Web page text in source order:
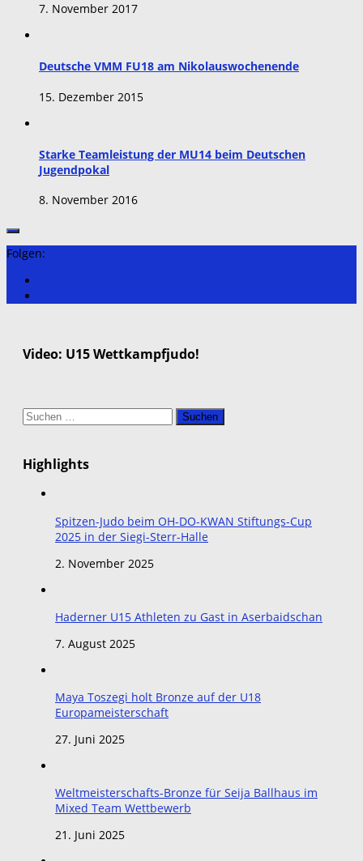
7. November 2017
Deutsche VMM FU18 am Nikolauswochenende
15. Dezember 2015
Starke Teamleistung der MU14 beim Deutschen
Jugendpokal
8. November 2016
Folgen:
Video: U15 Wettkampfjudo!
Suchen
nach:
Highlights
Spitzen-Judo beim OH-DO-KWAN Stiftungs-Cup
2025 in der Siegi-Sterr-Halle
2. November 2025
Haderner U15 Athleten zu Gast in Aserbaidschan
7. August 2025
Maya Toszegi holt Bronze auf der U18
Europameisterschaft
27. Juni 2025
Weltmeisterschafts-Bronze für Seija Ballhaus im
Mixed Team Wettbewerb
21. Juni 2025